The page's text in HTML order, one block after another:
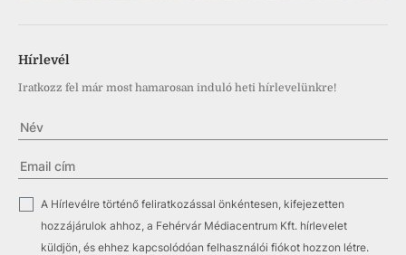
Hírlevél
Iratkozz fel már most hamarosan induló heti hírlevelünkre!
✓
A Hírlevélre történő feliratkozással önkéntesen, kifejezetten
hozzájárulok ahhoz, a Fehérvár Médiacentrum Kft. hírlevelet
küldjön, és ehhez kapcsolódóan felhasználói fiókot hozzon létre.